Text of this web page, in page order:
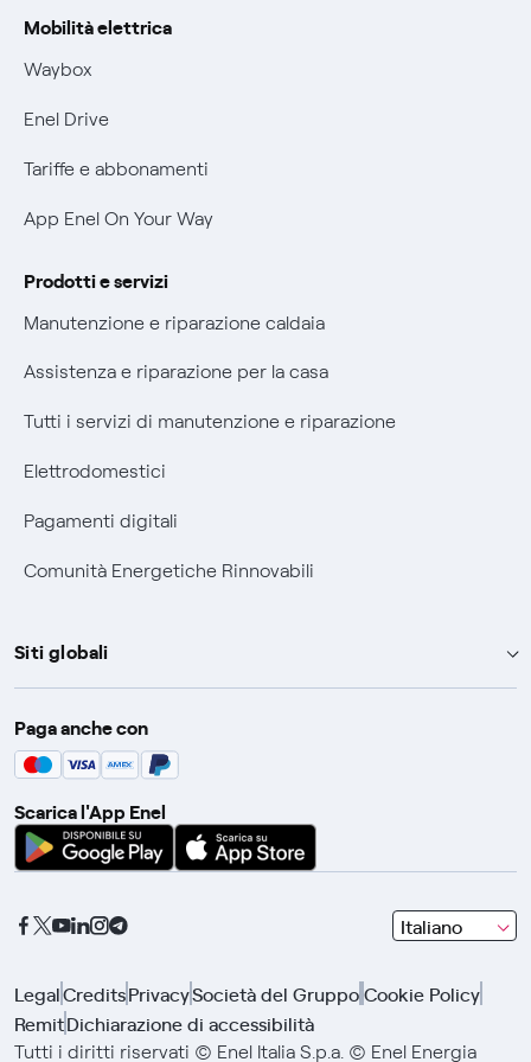
Mobilità Elettrica
Phishing e truffe online
Verifica chi ti ha chiamato
Agevolazione utenti con disabilità per offerte Fibra
Mobilità elettrica
Waybox
Enel Drive
Tariffe e abbonamenti
App Enel On Your Way
Prodotti e servizi
Manutenzione e riparazione caldaia
Assistenza e riparazione per la casa
Tutti i servizi di manutenzione e riparazione
Elettrodomestici
Pagamenti digitali
Comunità Energetiche Rinnovabili
Siti globali
Enel Group
Enel Green Power
Global Procurement
Gridspertise
Paga anche con
Scarica l'App Enel
Italiano
seleziona
una
con
frecce
LegalCreditsPrivacySocietà del GruppoCookie Policy
RemitDichiarazione di accessibilità
Tutti i diritti riservati © Enel Italia S.p.a. © Enel Energia